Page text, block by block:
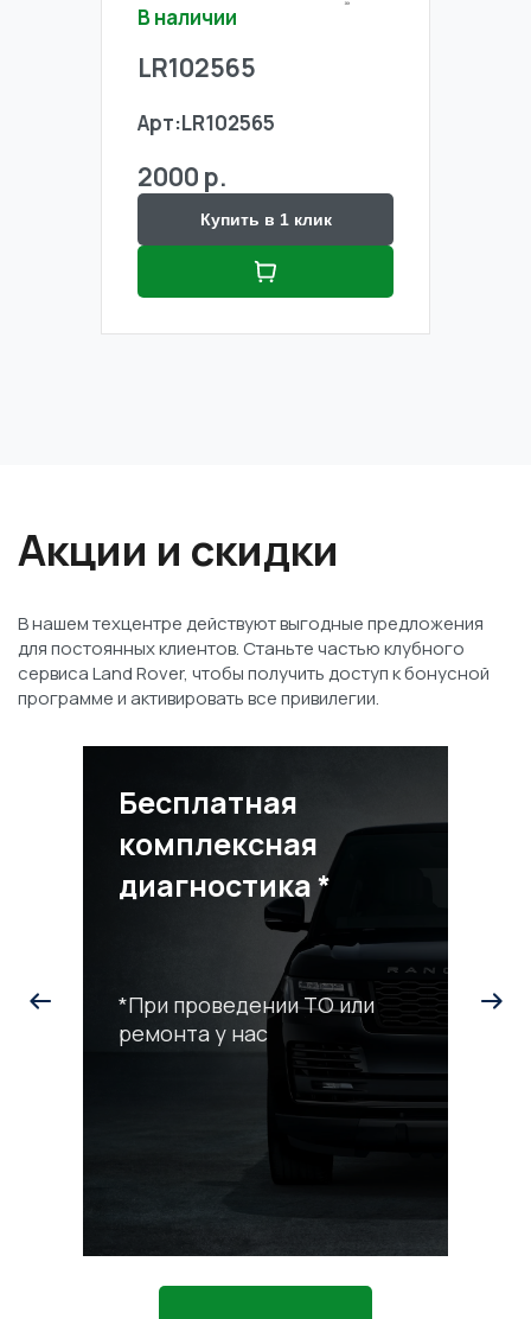
В наличии
LR102565
Арт:LR102565
2000 р.
Купить в 1 клик
Акции и скидки
В нашем техцентре действуют выгодные предложения
для постоянных клиентов. Станьте частью клубного
сервиса Land Rover, чтобы получить доступ к бонусной
программе и активировать все привилегии.
Бесплатная
комплексная
диагностика *
*При проведении ТО или
ремонта у нас